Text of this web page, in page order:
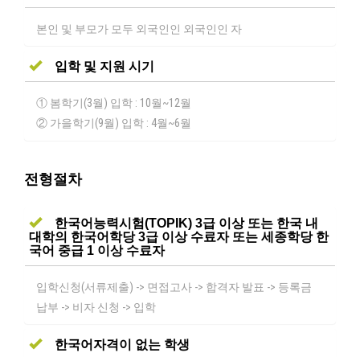
본인 및 부모가 모두 외국인인 외국인인 자
입학 및 지원 시기
① 봄학기(3월) 입학 : 10월~12월
② 가을학기(9월) 입학 : 4월~6월
전형절차
한국어능력시험(TOPIK) 3급 이상 또는 한국 내
대학의 한국어학당 3급 이상 수료자 또는 세종학당 한
국어 중급 1 이상 수료자
입학신청(서류제출) -> 면접고사 -> 합격자 발표 -> 등록금
납부 -> 비자 신청 -> 입학
한국어자격이 없는 학생